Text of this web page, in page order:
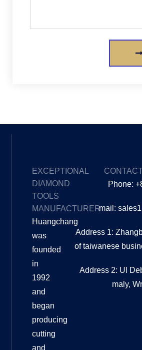
EXCEPTIONAL
DIAMOND
TOOLS
MANUFACTURER
Huangchang
was
founded
in
1992
and
began
producing
cutting
and
Phone:
mail:
Address 1:
of taiwanese
Address 2: Ul
maly,